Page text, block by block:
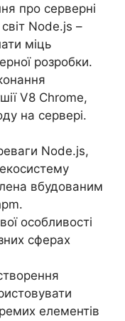
про серверні
Node.js –
міць
розробки.
V8 Chrome,
на сервері.
Node.js,
вбудованим
особливості
сферах
елементів